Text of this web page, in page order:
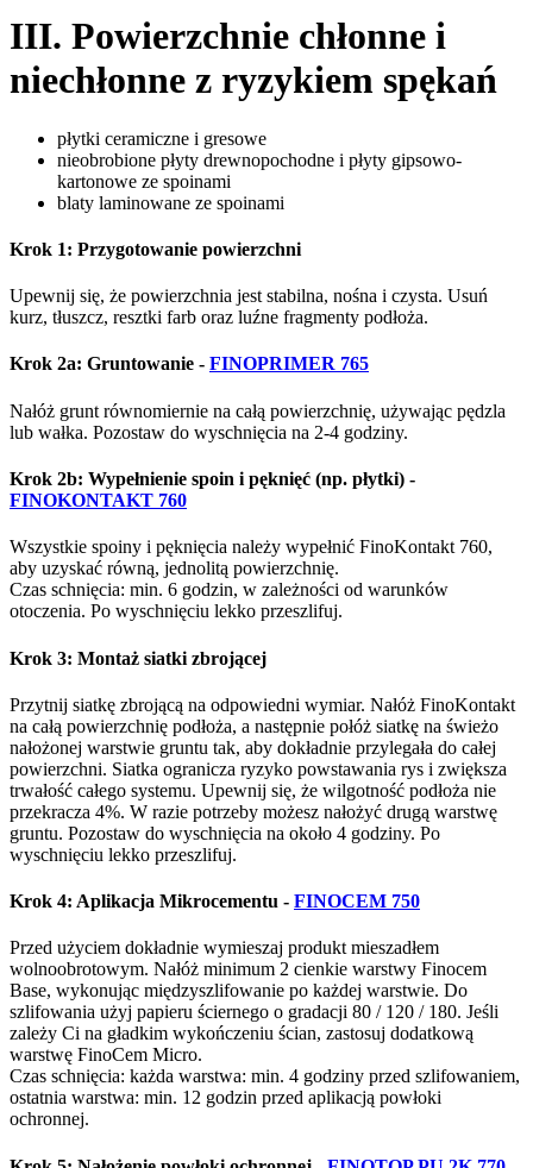
III. Powierzchnie chłonne i
niechłonne z ryzykiem spękań
płytki ceramiczne i gresowe
nieobrobione płyty drewnopochodne i płyty gipsowo-
kartonowe ze spoinami
blaty laminowane ze spoinami
Krok 1: Przygotowanie powierzchni
Upewnij się, że powierzchnia jest stabilna, nośna i czysta. Usuń
kurz, tłuszcz, resztki farb oraz luźne fragmenty podłoża.
Krok 2a: Gruntowanie - FINOPRIMER 765
Nałóż grunt równomiernie na całą powierzchnię, używając pędzla
lub wałka. Pozostaw do wyschnięcia na 2-4 godziny.
Krok 2b: Wypełnienie spoin i pęknięć (np. płytki) -
FINOKONTAKT 760
Wszystkie spoiny i pęknięcia należy wypełnić FinoKontakt 760,
aby uzyskać równą, jednolitą powierzchnię.
Czas schnięcia: min. 6 godzin, w zależności od warunków
otoczenia. Po wyschnięciu lekko przeszlifuj.
Krok 3: Montaż siatki zbrojącej
Przytnij siatkę zbrojącą na odpowiedni wymiar. Nałóż FinoKontakt
na całą powierzchnię podłoża, a następnie połóż siatkę na świeżo
nałożonej warstwie gruntu tak, aby dokładnie przylegała do całej
powierzchni. Siatka ogranicza ryzyko powstawania rys i zwiększa
trwałość całego systemu. Upewnij się, że wilgotność podłoża nie
przekracza 4%. W razie potrzeby możesz nałożyć drugą warstwę
gruntu. Pozostaw do wyschnięcia na około 4 godziny. Po
wyschnięciu lekko przeszlifuj.
Krok 4: Aplikacja Mikrocementu - FINOCEM 750
Przed użyciem dokładnie wymieszaj produkt mieszadłem
wolnoobrotowym. Nałóż minimum 2 cienkie warstwy Finocem
Base, wykonując międzyszlifowanie po każdej warstwie. Do
szlifowania użyj papieru ściernego o gradacji 80 / 120 / 180. Jeśli
zależy Ci na gładkim wykończeniu ścian, zastosuj dodatkową
warstwę FinoCem Micro.
Czas schnięcia: każda warstwa: min. 4 godziny przed szlifowaniem,
ostatnia warstwa: min. 12 godzin przed aplikacją powłoki
ochronnej.